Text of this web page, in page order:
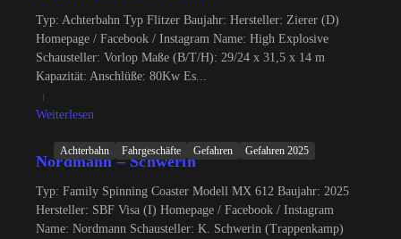
Typ: Achterbahn Typ Flitzer Baujahr: Hersteller: Zierer (D)
Homepage / Facebook / Instagram Name: High Explosive
Schausteller: Vorlop Maße (B/T/H): 29/24 x 31,5 x 14 m
Kapazität: Anschlüße: 80Kw Es...
Weiterlesen
Achterbahn Fahrgeschäfte Gefahren Gefahren 2025
Nordmann – Schwerin
Typ: Family Spinning Coaster Modell MX 612 Baujahr: 2025
Hersteller: SBF Visa (I) Homepage / Facebook / Instagram
Name: Nordmann Schausteller: K. Schwerin (Trappenkamp)